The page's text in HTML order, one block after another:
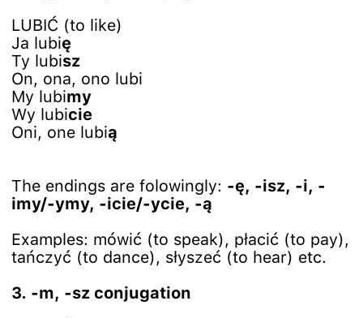
LUBIĆ (to like)
Ja lubię
Ty lubisz
On, ona, ono lubi
My lubimy
Wy lubicie
Oni, one lubią
The endings are folowingly: -ę, -isz, -i, -
imy/-ymy, -icie/-ycie, -ą
Examples: mówić (to speak), płacić (to pay),
tańczyć (to dance), słyszeć (to hear) etc.
3. -m, -sz conjugation